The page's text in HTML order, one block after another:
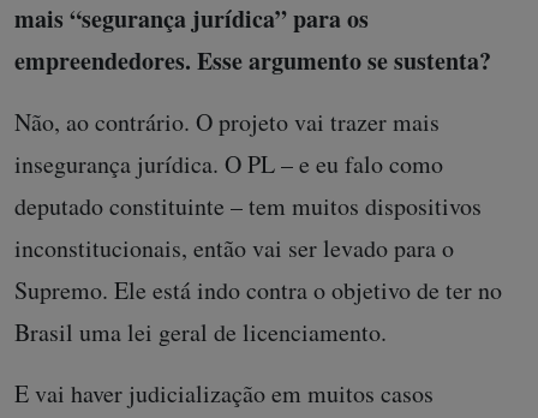
mais “segurança jurídica” para os
empreendedores. Esse argumento se sustenta?
Não, ao contrário. O projeto vai trazer mais
insegurança jurídica. O PL – e eu falo como
deputado constituinte – tem muitos dispositivos
inconstitucionais, então vai ser levado para o
Supremo. Ele está indo contra o objetivo de ter no
Brasil uma lei geral de licenciamento.
E vai haver judicialização em muitos casos